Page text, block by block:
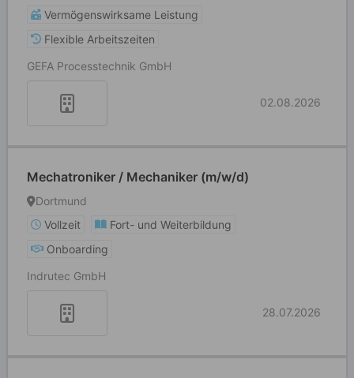
Vermögenswirksame Leistung
Flexible Arbeitszeiten
GEFA Processtechnik GmbH
02.08.2026
Mechatroniker / Mechaniker (m/w/d)
Dortmund
Vollzeit
Fort- und Weiterbildung
Onboarding
Indrutec GmbH
28.07.2026